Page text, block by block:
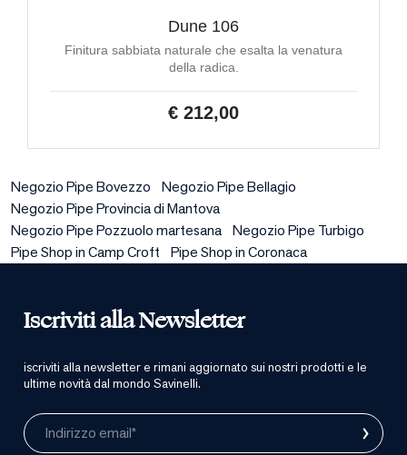
Dune 106
Finitura sabbiata naturale che esalta la venatura
della radica.
€ 212,00
Negozio Pipe Bovezzo
Negozio Pipe Bellagio
Negozio Pipe Provincia di Mantova
Negozio Pipe Pozzuolo martesana Negozio Pipe Turbigo
Pipe Shop in Camp Croft
Pipe Shop in Coronaca
Iscriviti alla Newsletter
iscriviti alla newsletter e rimani aggiornato sui nostri prodotti e le
ultime novità dal mondo Savinelli.
Indirizzo email* ›